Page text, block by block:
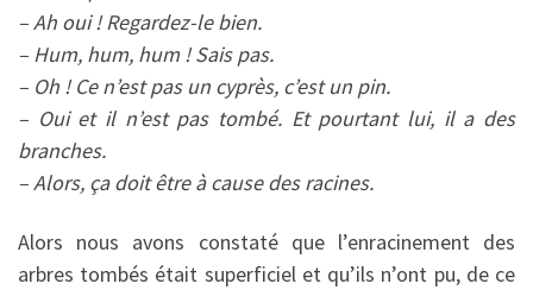
– Ah oui ! Regardez-le bien.
– Hum, hum, hum ! Sais pas.
– Oh ! Ce n’est pas un cyprès, c’est un pin.
– Oui et il n’est pas tombé. Et pourtant lui, il a des
branches.
– Alors, ça doit être à cause des racines.
Alors nous avons constaté que l’enracinement des
arbres tombés était superficiel et qu’ils n’ont pu, de ce